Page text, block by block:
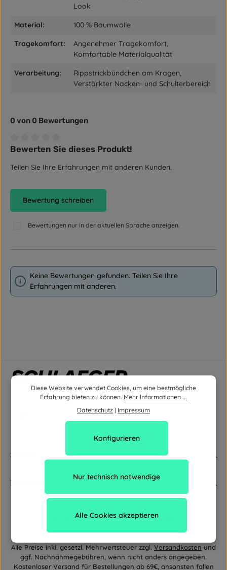
Look
Material: 100 % Baumwolle
Tragekomfort:
Angenehmer Tragekomfort,
Komfortable Materialqualität
Verarbeitung:
Rippstrickbündchen am Kragen,
Verstärkter Nacken- und Schulterbereich
0 von 0 Bewertungen
Durchschnittliche Bewertung von 0 von 5 Sternen
Bewerten Sie dieses Produkt!
Teilen Sie Ihre Erfahrungen mit anderen Kunden.
Bewertung schreiben
Bewertungen nur in der aktuellen Sprache anzeigen.
Keine Bewertungen gefunden. Teilen Sie Ihre
Erfahrungen mit anderen.
Service
Newsletter
Alle Preise inkl. gesetzl. Mehrwertsteuer zzgl. Versandkosten und
ggf. Nachnahmegebühren, wenn nicht anders angegeben.
Kostenloser Versand für Bestellungen ab 69€, ansonsten fallen
Diese Website verwendet Cookies, um eine bestmögliche
Erfahrung bieten zu können. Mehr Informationen ...
Datenschutz | Impressum
Nur technisch notwendige
Konfigurieren
Alle Cookies akzeptieren